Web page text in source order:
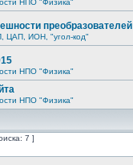
НПО "Физика"
преобразователей
ЦАП, ИОН, "угол-код"
НПО "Физика"
НПО "Физика"
7 ]